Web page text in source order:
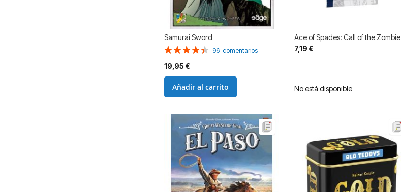
Samurai Sword
Valoración:
96 comentarios
19,95 €
Añadir al carrito
Ace of Spades: Call of the Zombie
7,19 €
No está disponible